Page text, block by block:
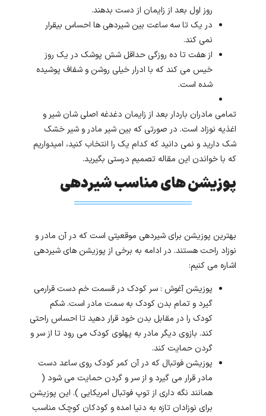
روز اول بعد از زایمان از دست بدهند.
در یک تا سه ساعت بین شیردهی ها احساس بیقرار
نمی کند.
از هفت تا ده روزگی حداقل شش پوشک در یک روز
خیس می کند که با ادرار خیلی روشن و شفاف پوشیده
شده است.
تمامی مادران باردار بعد از زایمان دغدغه اصلی شان شیر و
اغذیه نوزاد است. در صورتی که بین شیر مادر و شیر خشک
شک دارید و نمی دانید که کدام یک را انتخاب کنید، امیدواریم
که با خواندن این مقاله تصمیم درستی بگیرید.
پوزیشن های مناسب شیردهی
بهترین پوزیشن برای شیردهی موقعیتی است که در آن مادر و
نوزاد راحت هستند. در ادامه به برخی از پوزیشن های شیردهی
اشاره می کنیم:
پوزیشن آغوش : سر کودک در قسمت خم دست قرارمی
گیرد و تمام بدن کودک به سمت مادر است. شکم
کودک را در مقابل بدن خود قرار دهید تا احساس راحتی
کند. بازوی دیگر مادر به پهلوی کودک می رود تا از سر و
گردن حمایت کند.
پوزیشن فوتبال که در آن کمر کودک روی ساعد دست
مادر قرار می گیرد و از سر و گردن حمایت می شود (
همانند نگه داری از توپ فوتبال امریکایی ). این پوزیشن
برای نوزادان تازه به دنیا امده و کودکان کوچک مناسب